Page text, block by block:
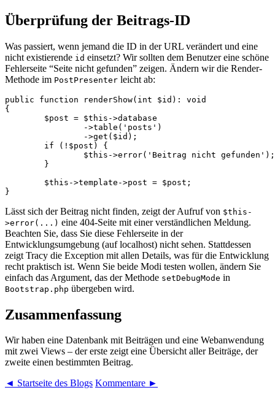
Überprüfung der Beitrags-ID
Was passiert, wenn jemand die ID in der URL verändert und eine
nicht existierende id einsetzt? Wir sollten dem Benutzer eine schöne
Fehlerseite “Seite nicht gefunden” zeigen. Ändern wir die Render-
Methode im PostPresenter leicht ab:
public function renderShow(int $id): void
{
Lässt sich der Beitrag nicht finden, zeigt der Aufruf von $this-
>error(...) eine 404-Seite mit einer verständlichen Meldung.
Beachten Sie, dass Sie diese Fehlerseite in der
Entwicklungsumgebung (auf localhost) nicht sehen. Stattdessen
zeigt Tracy die Exception mit allen Details, was für die Entwicklung
recht praktisch ist. Wenn Sie beide Modi testen wollen, ändern Sie
einfach das Argument, das der Methode setDebugMode in
Bootstrap.php übergeben wird.
Zusammenfassung
Wir haben eine Datenbank mit Beiträgen und eine Webanwendung
mit zwei Views – der erste zeigt eine Übersicht aller Beiträge, der
zweite einen bestimmten Beitrag.
◄ Startseite des Blogs Kommentare ►